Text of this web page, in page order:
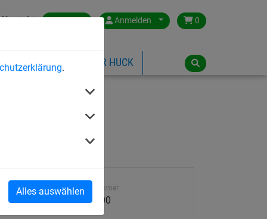
.
Alles auswählen
Kontakt Austria Anmelden 0
ÜBER HUCK
Artikelnummer
2489-100